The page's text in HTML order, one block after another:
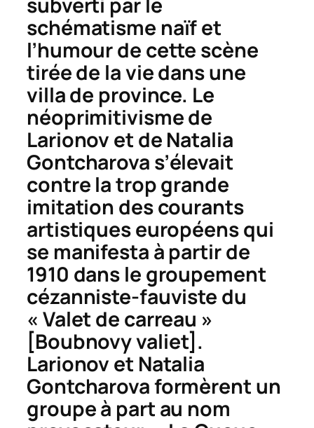
schématisme naïf et
l’humour de cette scène
tirée de la vie dans une
villa de province. Le
néoprimitivisme de
Larionov et de Natalia
Gontcharova s’élevait
contre la trop grande
imitation des courants
artistiques européens qui
se manifesta à partir de
1910 dans le groupement
cézanniste-fauviste du
« Valet de carreau »
[Boubnovy valiet].
Larionov et Natalia
Gontcharova formèrent un
groupe à part au nom